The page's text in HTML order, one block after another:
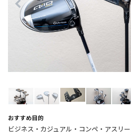
おすすめ目的
ビジネス・カジュアル・コンペ・アスリー